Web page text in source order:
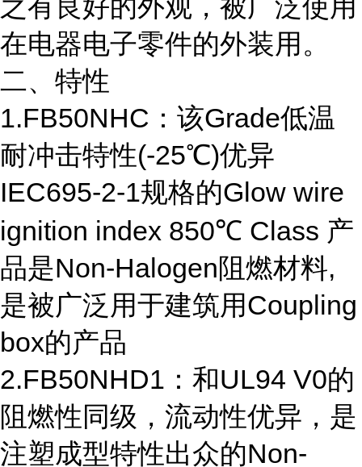
之有良好的外观，被广泛使用
在电器电子零件的外装用。
二、特性
1.FB50NHC：该Grade低温
耐冲击特性(-25℃)优异
IEC695-2-1规格的Glow wire
ignition index 850℃ Class 产
品是Non-Halogen阻燃材料,
是被广泛用于建筑用Coupling
box的产品
2.FB50NHD1：和UL94 V0的
阻燃性同级，流动性优异，是
注塑成型特性出众的Non-